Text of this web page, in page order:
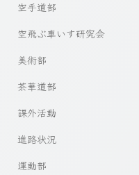
空手道部
空飛ぶ車いす研究会
美術部
茶華道部
課外活動
進路状況
運動部